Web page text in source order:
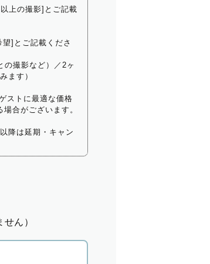
上の撮影]とご記載
]とご記載くださ
の撮影など）／2ヶ
ます）
ストに最適な価格
合がございます。
降は延期・キャン
ん）